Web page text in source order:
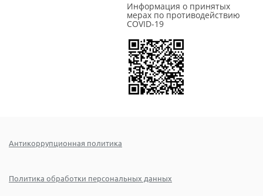
Информация о принятых
мерах по противодействию
COVID-19
Антикоррупционная политика
Политика обработки персональных данных